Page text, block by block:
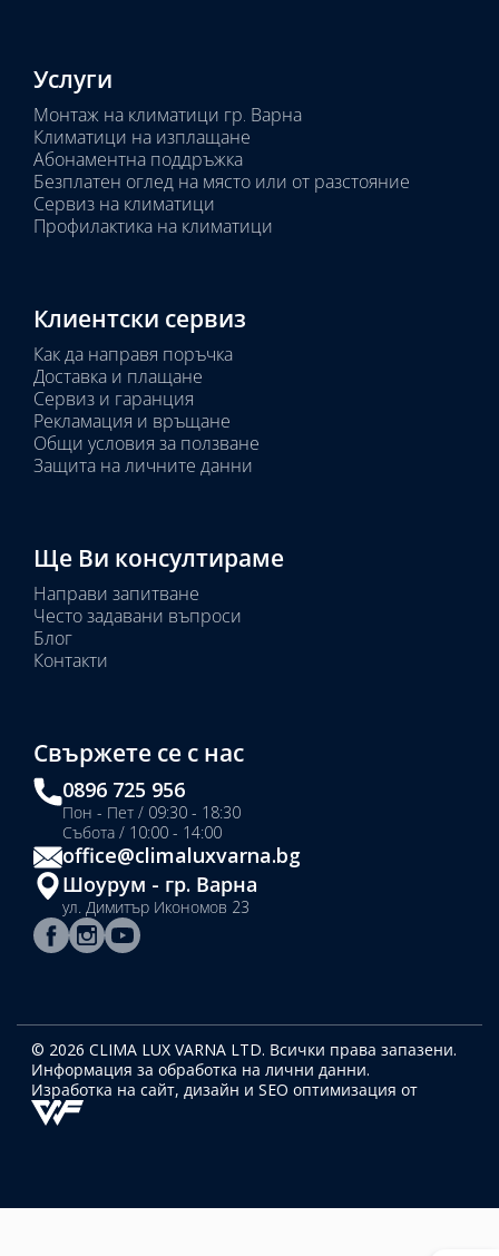
Услуги
Монтаж на климатици гр. Варна
Климатици на изплащане
Абонаментна поддръжка
Безплатен оглед на място или от разстояние
Сервиз на климатици
Профилактика на климатици
Клиентски сервиз
Как да направя поръчка
Доставка и плащане
Сервиз и гаранция
Рекламация и връщане
Общи условия за ползване
Защита на личните данни
Ще Ви консултираме
Направи запитване
Често задавани въпроси
Блог
Контакти
Свържете се с нас
0896 725 956
Пон - Пет / 09:30 - 18:30
Събота / 10:00 - 14:00
office@climaluxvarna.bg
Шоурум - гр. Варна
ул. Димитър Икономов 23
© 2026 CLIMA LUX VARNA LTD. Всички права запазени.
Информация за обработка на лични данни.
Изработка на сайт, дизайн и SEO оптимизация от